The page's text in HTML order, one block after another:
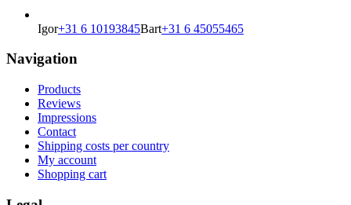
Igor+31 6 10193845Bart+31 6 45055465
Navigation
Products
Reviews
Impressions
Contact
Shipping costs per country
My account
Shopping cart